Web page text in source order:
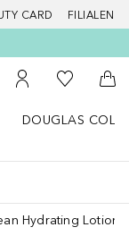
CARD FILIALEN
Storefinder
Zu Meinem
Zu Meiner
DOUGLAS
Hydrating Lotion